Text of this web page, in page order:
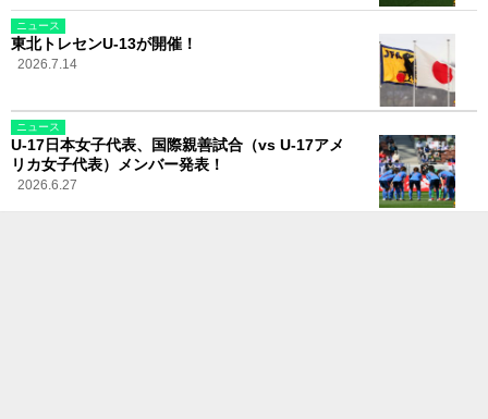
ニュース
東北トレセンU-13が開催！
2026.7.14
ニュース
U-17日本女子代表、国際親善試合（vs U-17アメ
リカ女子代表）メンバー発表！
2026.6.27